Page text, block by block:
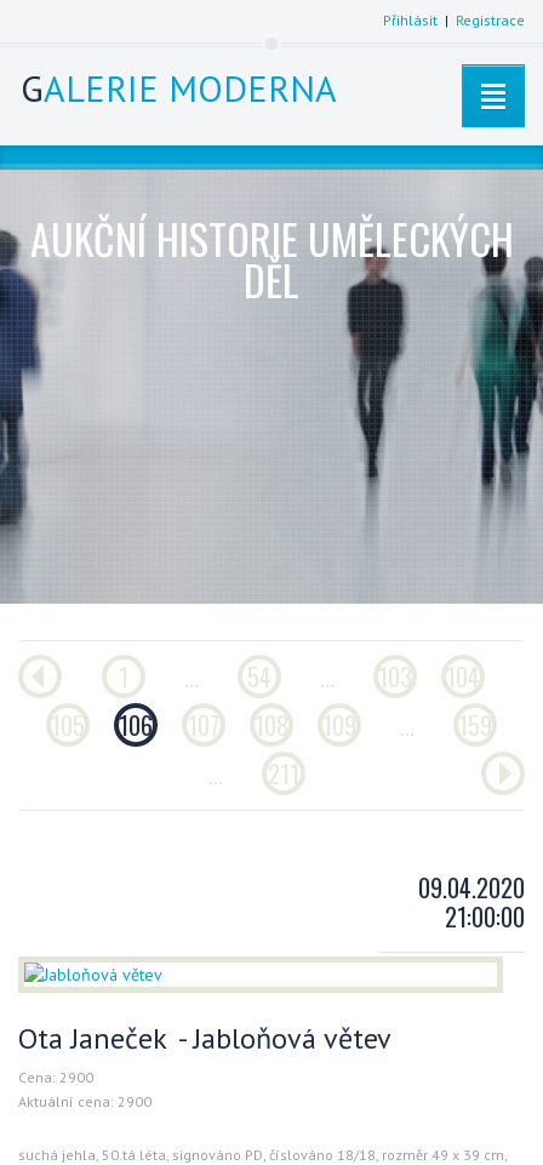
Přihlásit | Registrace
GALERIE MODERNA
AUKČNÍ HISTORIE UMĚLECKÝCH
DĚL
1 ... 54 ... 103
104
105
106 107 108 109 ...
159
...
211
09.04.2020
21:00:00
Ota Janeček - Jabloňová větev
Cena: 2900
Aktuální cena: 2900
suchá jehla, 50.tá léta, signováno PD, číslováno 18/18, rozměr 49 x 39 cm,